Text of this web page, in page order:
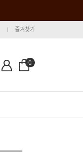
즐겨찾기
0